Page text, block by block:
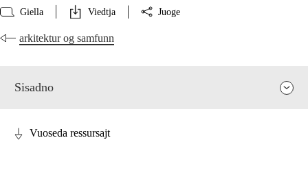
Giella Viedtja Juoge
arkitektur og samfunn
Sisadno
Vuoseda ressursajt